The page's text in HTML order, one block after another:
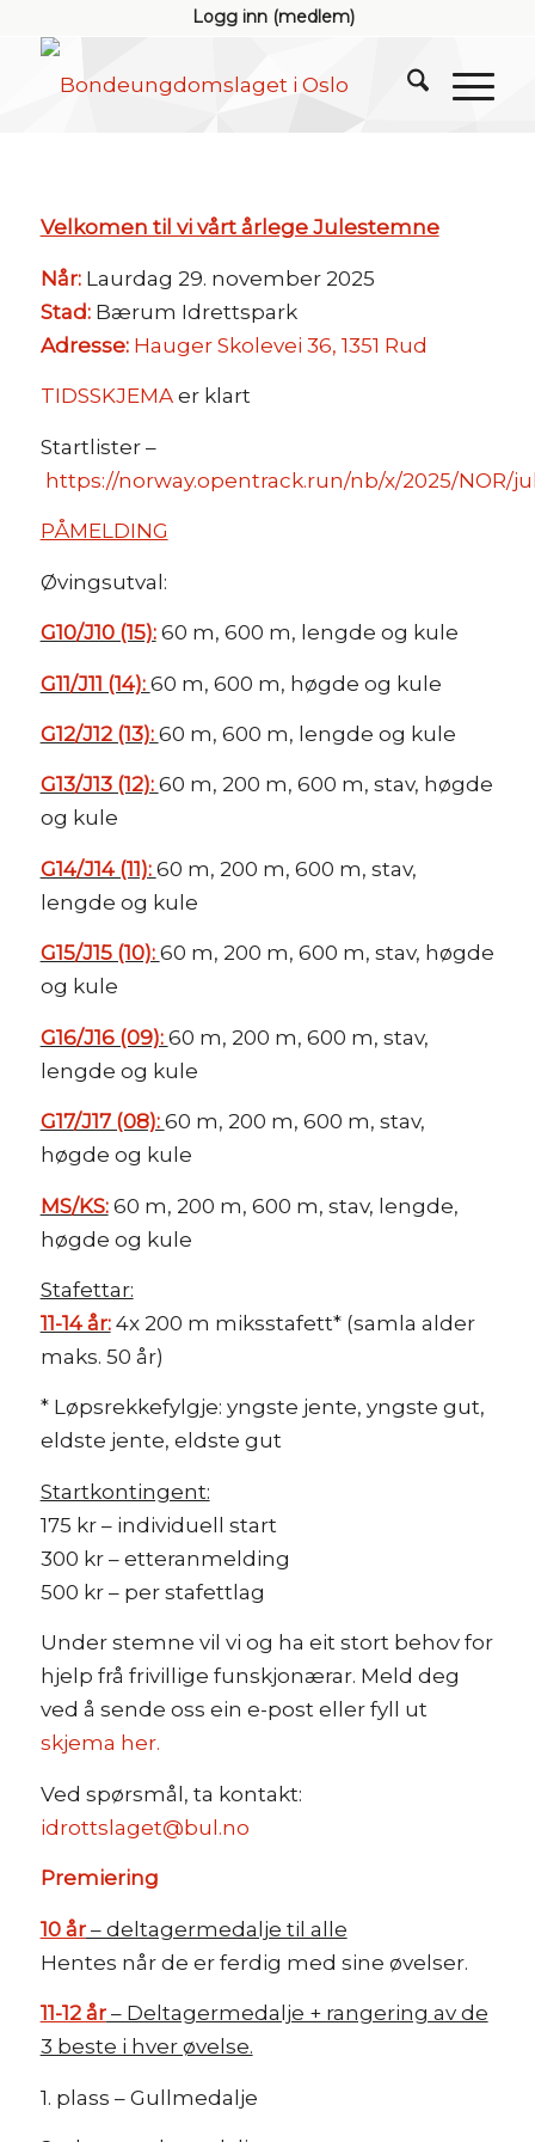
Logg inn (medlem)
Velkomen til vi vårt årlege Julestemne
Når:Laurdag 29. november 2025
Stad:Bærum Idrettspark
Adresse: Hauger Skolevei 36, 1351 Rud
TIDSSKJEMAer klart
Startlister –
https://norway.opentrack.run/nb/x/2025/NOR/
PÅMELDING
Øvingsutval:
G10/J10 (15):60 m, 600 m, lengde og kule
G11/J11 (14): 60 m, 600 m, høgde og kule
G12/J12 (13): 60 m, 600 m, lengde og kule
G13/J13 (12): 60 m, 200 m, 600 m, stav, høgde
og kule
G14/J14 (11): 60 m, 200 m, 600 m, stav,
lengde og kule
G15/J15 (10): 60 m, 200 m, 600 m, stav, høgde
og kule
G16/J16 (09): 60 m, 200 m, 600 m, stav,
lengde og kule
G17/J17 (08): 60 m, 200 m, 600 m, stav,
høgde og kule
MS/KS:60 m, 200 m, 600 m, stav, lengde,
høgde og kule
Stafettar:
11-14 år:4x 200 m miksstafett* (samla alder
maks. 50 år)
* Løpsrekkefylgje: yngste jente, yngste gut,
eldste jente, eldste gut
Startkontingent:
175 kr – individuell start
300 kr – etteranmelding
500 kr – per stafettlag
Under stemne vil vi og ha eit stort behov for
hjelp frå frivillige funskjonærar. Meld deg
ved å sende oss ein e-post eller fyll ut
skjema her.
Ved spørsmål, ta kontakt:
idrottslaget@bul.no
Premiering
10 år– deltagermedalje til alle
Hentes når de er ferdig med sine øvelser.
11-12 år– Deltagermedalje + rangering av de
3 beste i hver øvelse.
1. plass – Gullmedalje